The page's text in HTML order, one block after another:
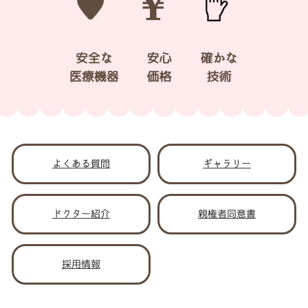
よくある質問 ギャラリー
ドクター紹介 親権者同意書
採用情報